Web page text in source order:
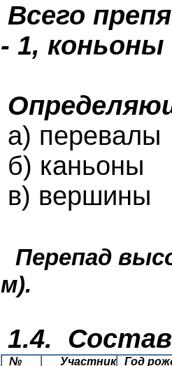
Всего
- 1, коньоны
а)
б) каньоны
в) вершины
Перепад
м).
1.4.
№ Участник
Год